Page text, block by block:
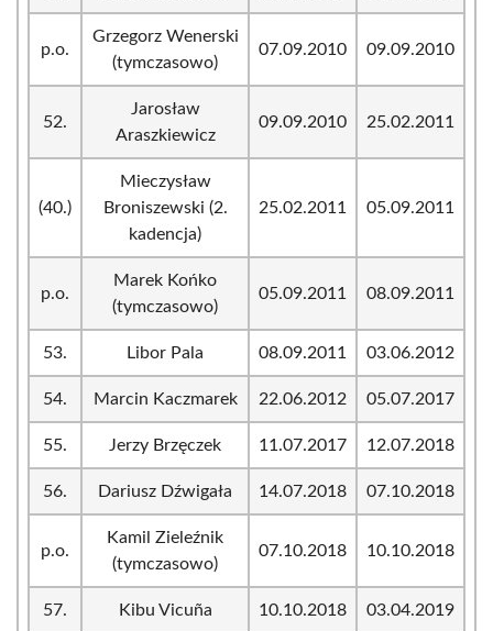
p.o.
Grzegorz Wenerski
(tymczasowo)
07.09.2010 09.09.2010
52.
Jarosław
Araszkiewicz
09.09.2010 25.02.2011
(40.)
Mieczysław
Broniszewski (2.
kadencja)
25.02.2011 05.09.2011
p.o.
Marek Końko
(tymczasowo)
05.09.2011 08.09.2011
53. Libor Pala 08.09.2011 03.06.2012
54. Marcin Kaczmarek 22.06.2012 05.07.2017
55. Jerzy Brzęczek 11.07.2017 12.07.2018
56. Dariusz Dźwigała 14.07.2018 07.10.2018
p.o.
Kamil Zieleźnik
(tymczasowo)
07.10.2018 10.10.2018
57. Kibu Vicuña 10.10.2018 03.04.2019